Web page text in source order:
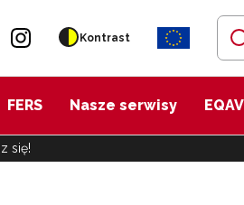
Kontrast
FERS Nasze serwisy
się!